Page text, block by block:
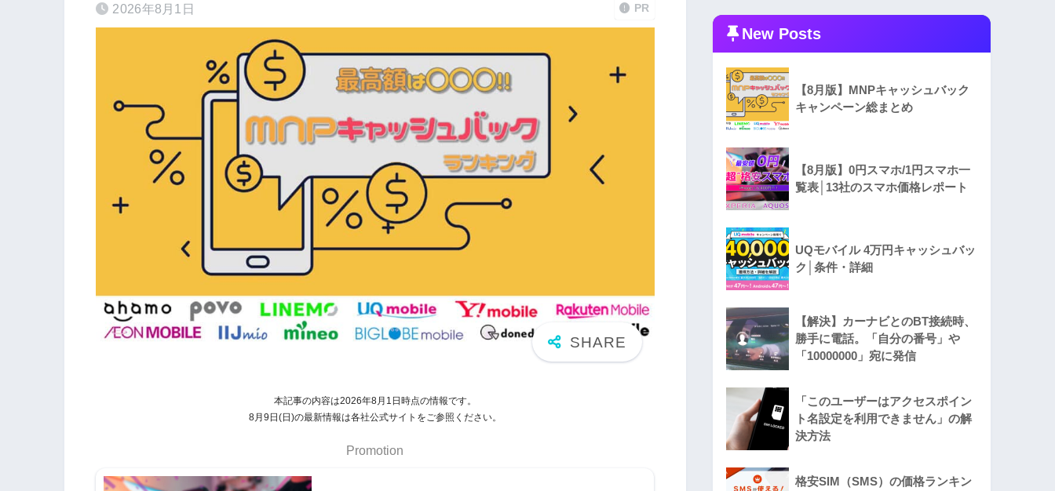
2026年8月1日 PR
本記事の内容は2026年8月1日時点の情報です。
8月9日(日)の最新情報は各社公式サイトをご参照ください。
Promotion
New Posts
【8月版】MNPキャッシュバック
キャンペーン総まとめ
【8月版】0円スマホ/1円スマホ一
覧表│13社のスマホ価格レポート
UQモバイル 4万円キャッシュバッ
ク│条件・詳細
【解決】カーナビとのBT接続時、
勝手に電話。「自分の番号」や
「10000000」宛に発信
「このユーザーはアクセスポイン
ト名設定を利用できません」の解
決方法
格安SIM（SMS）の価格ランキン